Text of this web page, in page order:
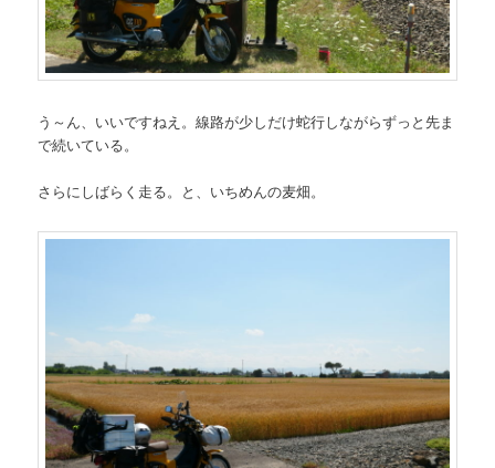
う～ん、いいですねえ。線路が少しだけ蛇行しながらずっと先ま
で続いている。
さらにしばらく走る。と、いちめんの麦畑。